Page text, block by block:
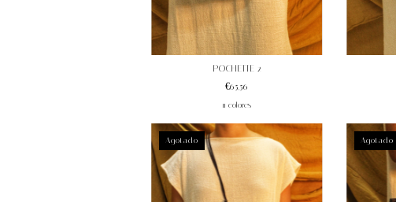
POCHETTE 2
€65,56
11 colores
Agotado Agotado